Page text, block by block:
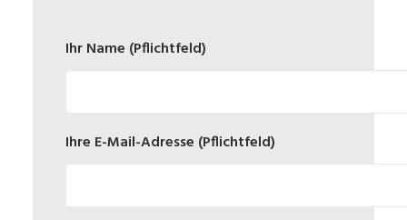
Ihr Name (Pflichtfeld)
Ihre E-Mail-Adresse (Pflichtfeld)